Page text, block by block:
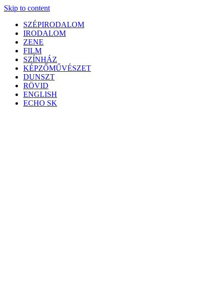
Skip to content
SZÉPIRODALOM
IRODALOM
ZENE
FILM
SZÍNHÁZ
KÉPZŐMŰVÉSZET
DUNSZT
RÖVID
ENGLISH
ECHO SK